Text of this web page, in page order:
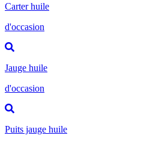
Carter huile
d'occasion
Jauge huile
d'occasion
Puits jauge huile